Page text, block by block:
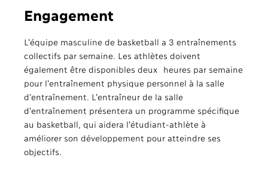
Engagement
L’équipe masculine de basketball a 3 entraînements
collectifs par semaine. Les athlètes doivent
également être disponibles deux heures par semaine
pour l’entraînement physique personnel à la salle
d’entraînement. L’entraîneur de la salle
d’entraînement présentera un programme spécifique
au basketball, qui aidera l’étudiant-athlète à
améliorer son développement pour atteindre ses
objectifs.